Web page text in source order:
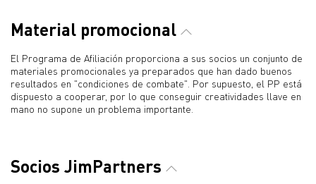
Material promocional
El Programa de Afiliación proporciona a sus socios un conjunto de
materiales promocionales ya preparados que han dado buenos
resultados en "condiciones de combate". Por supuesto, el PP está
dispuesto a cooperar, por lo que conseguir creatividades llave en
mano no supone un problema importante.
Socios JimPartners